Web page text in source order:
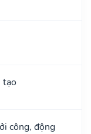
tạo
công, động